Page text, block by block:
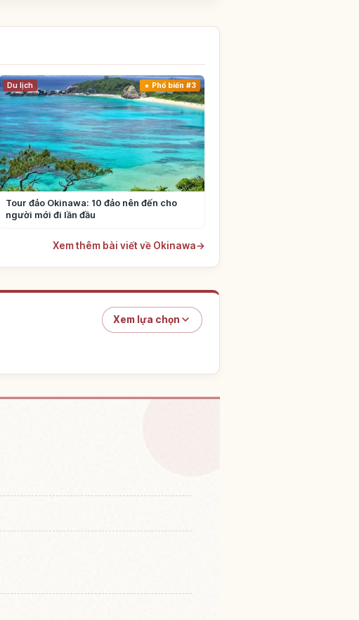
Du lịch Phổ biến #3
Tour đảo Okinawa: 10 đảo nên đến cho
người mới đi lần đầu
Xem thêm bài viết về Okinawa→
Xem lựa chọn